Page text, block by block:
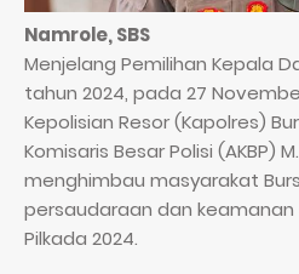
Namrole, SBS
Menjelang Pemilihan Kepala
tahun 2024, pada 27
Kepolisian Resor (Kapolres)
Komisaris Besar Polisi (AKBP)
menghimbau masyarakat
persaudaraan dan
Pilkada 2024.